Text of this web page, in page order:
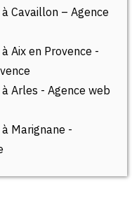
Cavaillon – Agence
Aix en Provence -
Arles - Agence web
Marignane -